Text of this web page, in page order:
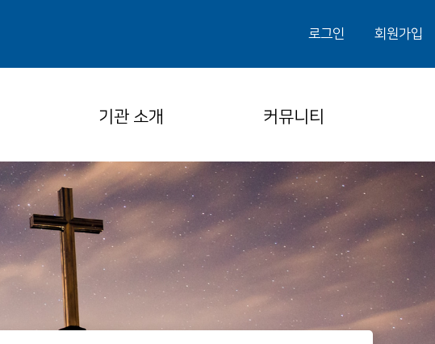
회원가입
로그인
기관 소개 커뮤니티